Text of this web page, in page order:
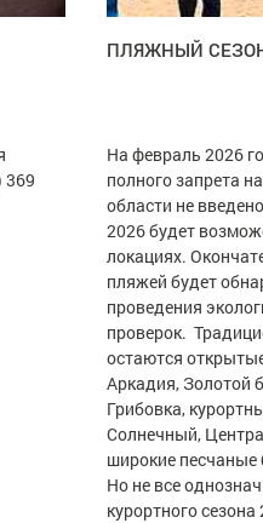
369
ПЛЯЖНЫЙ
На февраль 2026
полного запрета
области не
2026 будет
локациях.
пляжей будет
проведения
проверок.
остаются
Аркадия, Золотой
Грибовка,
Солнечный,
широкие
Но не все
курортного сезона